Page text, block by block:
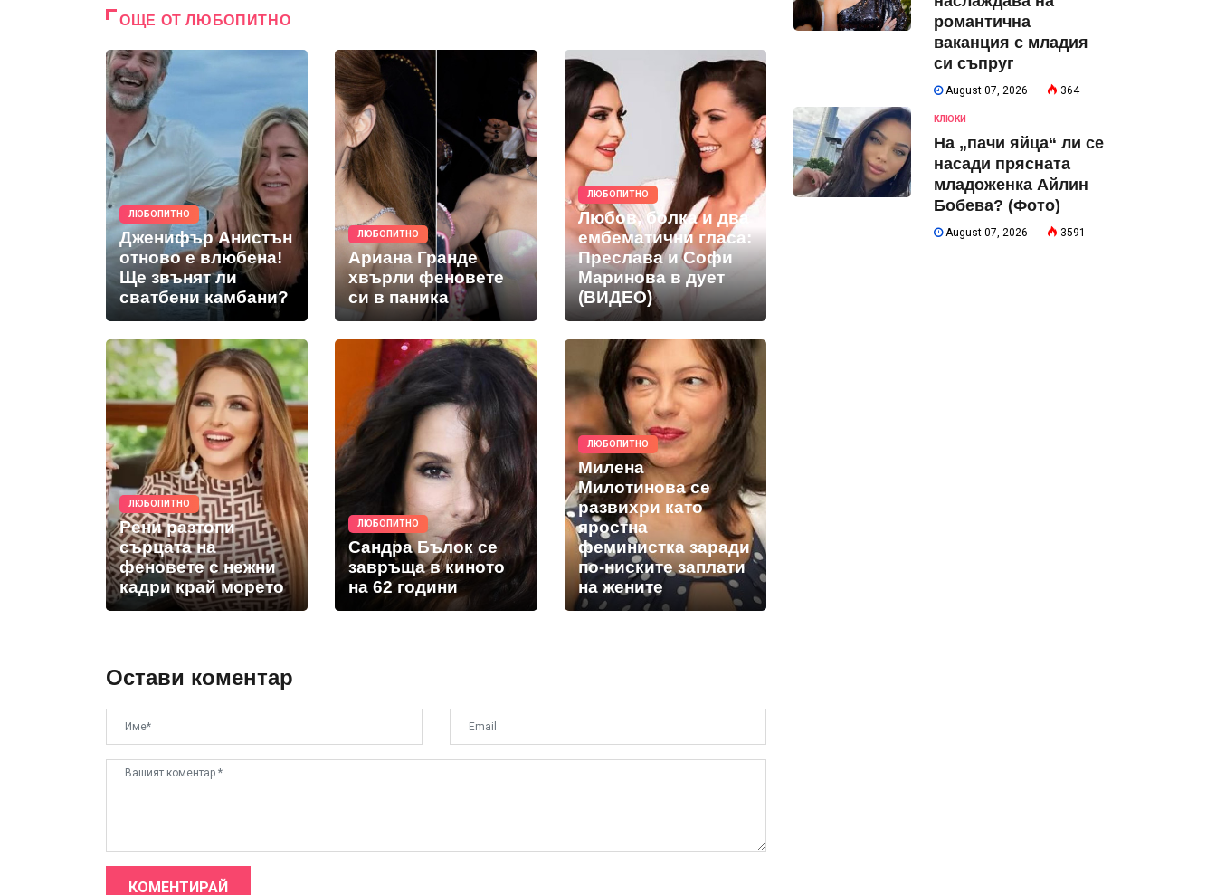
ОЩЕ ОТ ЛЮБОПИТНО
ЛЮБОПИТНО
Дженифър Анистън
отново е влюбена!
Ще звънят ли
сватбени камбани?
ЛЮБОПИТНО
Ариана Гранде
хвърли феновете
си в паника
ЛЮБОПИТНО
Любов, болка и два
ембематични гласа:
Преслава и Софи
Маринова в дует
(ВИДЕО)
ЛЮБОПИТНО
Рени разтопи
сърцата на
феновете с нежни
кадри край морето
ЛЮБОПИТНО
Сандра Бълок се
завръща в киното
на 62 години
ЛЮБОПИТНО
Милена
Милотинова се
развихри като
яростна
феминистка заради
по-ниските заплати
на жените
Остави коментар
КОМЕНТИРАЙ
романтична
ваканция с младия
си съпруг
August 07, 2026 364
КЛЮКИ
На „пачи яйца“ ли се
насади прясната
младоженка Айлин
Бобева? (Фото)
August 07, 2026 3591